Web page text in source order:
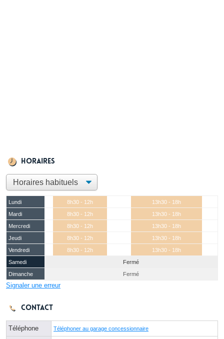
Horaires
Lundi 8h30 - 12h
13h30 - 18h
Mardi
8h30 - 12h
13h30 - 18h
Mercredi
8h30 - 12h
13h30 - 18h
Jeudi
8h30 - 12h
13h30 - 18h
Vendredi
8h30 - 12h
13h30 - 18h
Samedi
Fermé
Dimanche
Fermé
Signaler une erreur
Contact
Téléphone Téléphoner au garage concessionnaire